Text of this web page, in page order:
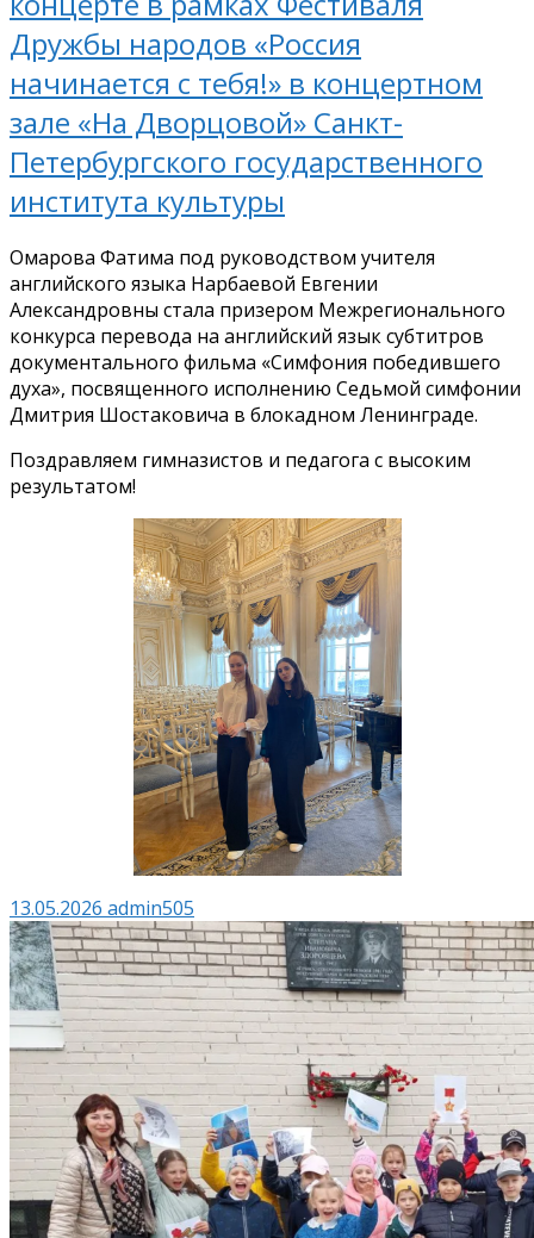
Дружбы народов «Россия
начинается с тебя!» в концертном
зале «На Дворцовой» Санкт-
Петербургского государственного
института культуры
Омарова Фатима под руководством учителя
английского языка Нарбаевой Евгении
Александровны стала призером Межрегионального
конкурса перевода на английский язык субтитров
документального фильма «Симфония победившего
духа», посвященного исполнению Седьмой симфонии
Дмитрия Шостаковича в блокадном Ленинграде.
Поздравляем гимназистов и педагога с высоким
результатом!
13.05.2026 admin505